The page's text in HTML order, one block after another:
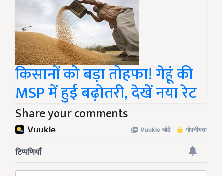
किसानों को बड़ा तोहफा! गेहूं की
MSP में हुई बढ़ोतरी, देखें नया रेट
Share your comments